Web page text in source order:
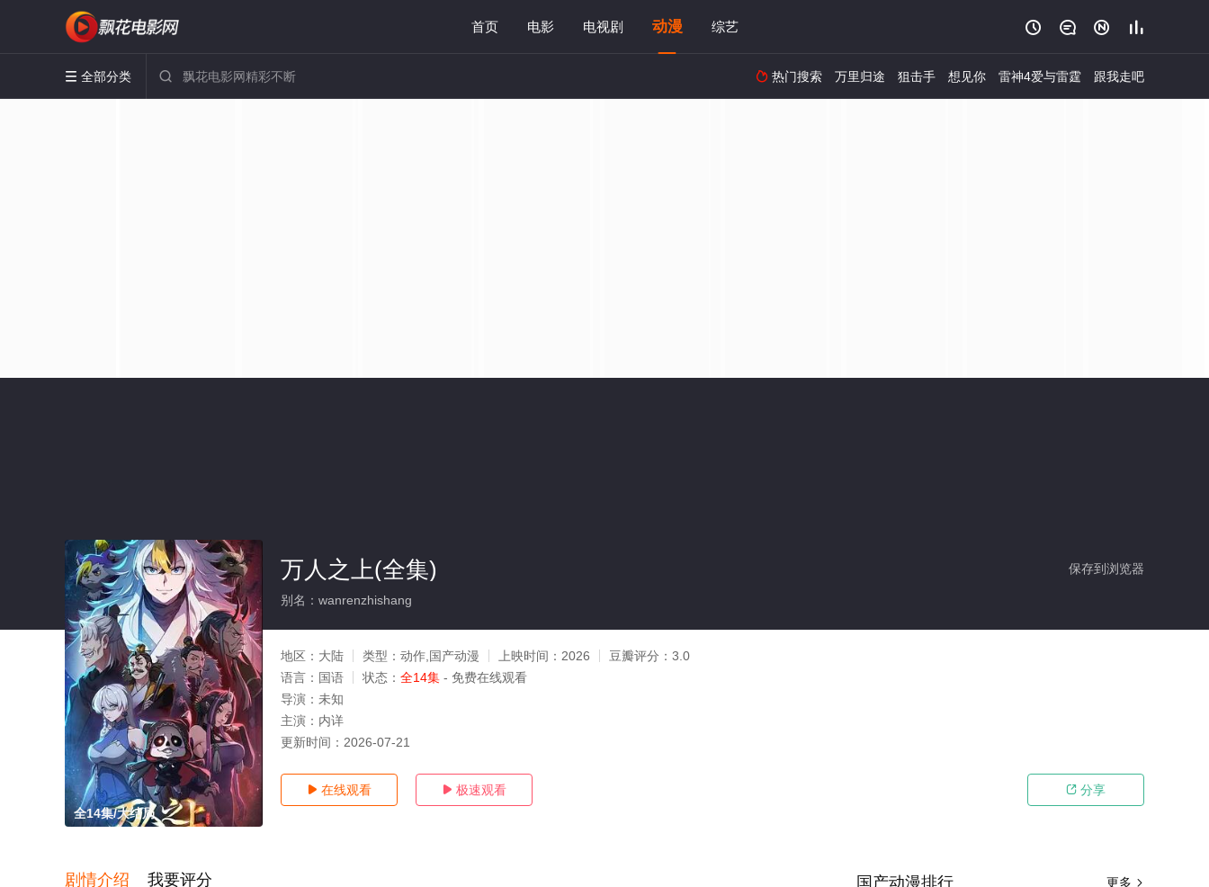
首页 电影 电视剧 动漫 综艺    
 全部分类   热门搜索 万里归途 狙击手 想见你 雷神4爱与雷霆 跟我走吧
全14集/大结局
保存到浏览器
万人之上(全集)
别名：wanrenzhishang
地区： 大陆 类型： 动作,国产动漫 上映时间： 2026 豆瓣评分： 3.0
语言： 国语 状态： 全14集 - 免费在线观看
导演： 未知
主演： 内详
更新时间： 2026-07-21
 在线观看  极速观看  分享
剧情介绍 我要评分 更多 
国产动漫排行